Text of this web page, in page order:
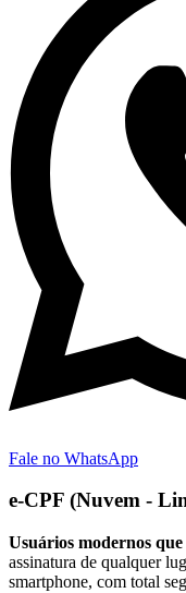
Fale no WhatsApp
e-CPF (Nuvem -
Usuários modernos
assinatura de qualquer
smartphone, com total